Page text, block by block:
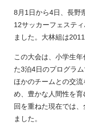
8月1日から4日、長野
12サッカーフェステ
ました。大林組は
この大会は、小学生年
た3泊4日のプログラ
ほかのチームとの交
め、豊かな人間性を育
回を重ねた現在では
ました。